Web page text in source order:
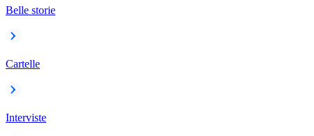
Belle storie
Cartelle
Interviste